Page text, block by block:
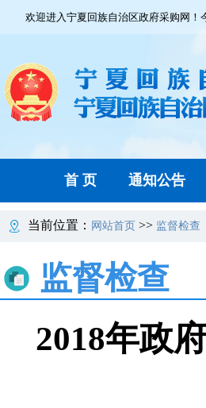
欢迎进入宁夏回族自治区政府采购网！
首 页 通知公告
当前位置： 网站首页 >> 监督检查
监督检查
2018年政